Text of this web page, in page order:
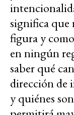
significa que
figura y
en ningún
saber qué
dirección de
y quiénes